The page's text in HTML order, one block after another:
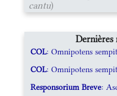
cantu)
Dernières
COL: Omnipotens
COL: Omnipotens
Responsorium Breve: